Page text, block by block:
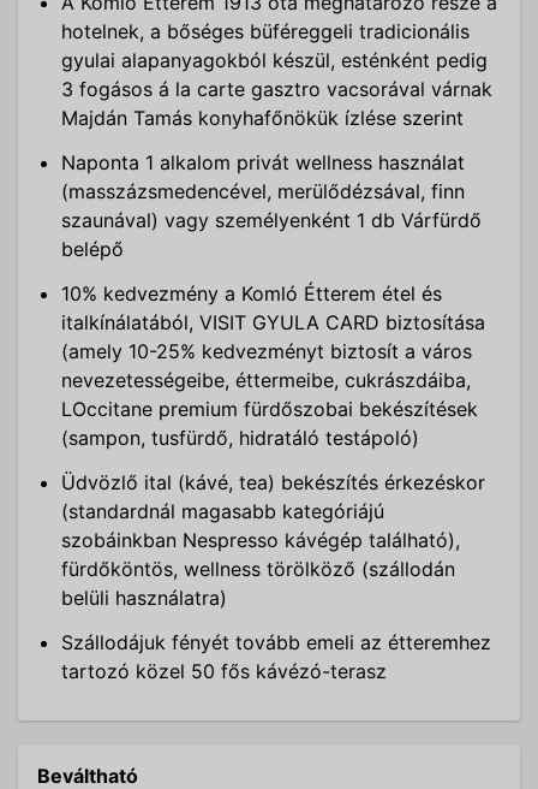
hotelnek, a bőséges büféreggeli tradicionális
gyulai alapanyagokból készül, esténként pedig
3 fogásos á la carte gasztro vacsorával várnak
Majdán Tamás konyhafőnökük ízlése szerint
Naponta 1 alkalom privát wellness használat
(masszázsmedencével, merülődézsával, finn
szaunával) vagy személyenként 1 db Várfürdő
belépő
10% kedvezmény a Komló Étterem étel és
italkínálatából, VISIT GYULA CARD biztosítása
(amely 10-25% kedvezményt biztosít a város
nevezetességeibe, éttermeibe, cukrászdáiba,
LOccitane premium fürdőszobai bekészítések
(sampon, tusfürdő, hidratáló testápoló)
Üdvözlő ital (kávé, tea) bekészítés érkezéskor
(standardnál magasabb kategóriájú
szobáinkban Nespresso kávégép található),
fürdőköntös, wellness törölköző (szállodán
belüli használatra)
Szállodájuk fényét tovább emeli az étteremhez
tartozó közel 50 fős kávézó-terasz
Beváltható